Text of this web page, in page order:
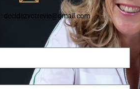
: decidezvotrevie@gmail.com